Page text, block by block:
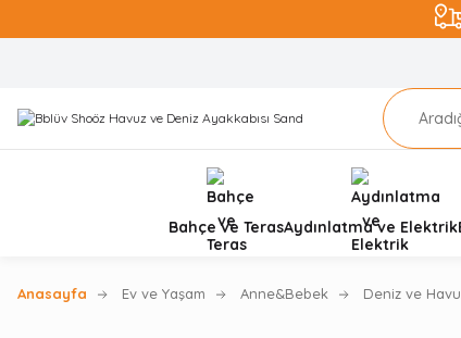
Bahçe ve TerasAydınlatma ve Elektrik
Anasayfa Ev ve Yaşam Anne&Bebek Deniz ve